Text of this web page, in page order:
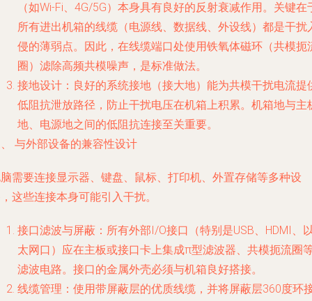
（如Wi-Fi、4G/5G）本身具有良好的反射衰减作用。关键在
所有进出机箱的线缆（电源线、数据线、外设线）都是干扰
侵的薄弱点。因此，在线缆端口处使用铁氧体磁环（共模扼
圈）滤除高频共模噪声，是标准做法。
接地设计 ：良好的系统接地（接大地）能为共模干扰电流提
低阻抗泄放路径，防止干扰电压在机箱上积累。机箱地与主
地、电源地之间的低阻抗连接至关重要。
与外部设备的兼容性设计
需要连接显示器、键盘、鼠标、打印机、外置存储等多种设
这些连接本身可能引入干扰。
接口滤波与屏蔽 ：所有外部I/O接口（特别是USB、HDMI、
太网口）应在主板或接口卡上集成π型滤波器、共模扼流圈
滤波电路。接口的金属外壳必须与机箱良好搭接。
线缆管理 ：使用带屏蔽层的优质线缆，并将屏蔽层360度环